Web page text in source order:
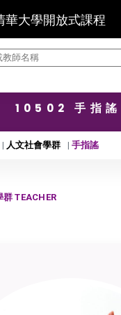
華大學開放式課程
10502 手指謠
人文社會學群 手指謠
TEACHER